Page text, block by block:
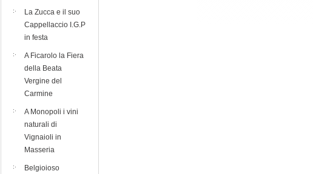
La Zucca e il suo
Cappellaccio I.G.P
in festa
A Ficarolo la Fiera
della Beata
Vergine del
Carmine
A Monopoli i vini
naturali di
Vignaioli in
Masseria
Belgioioso